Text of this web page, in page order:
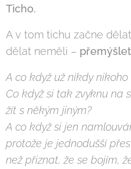
Ticho.
A v tom tichu začne
dělat neměli –
A co když už nikdy
Co když si tak zvyknu na
žít s někým jiným?
A co když si jen
protože je jednodušší
než přiznat, že se bojím,